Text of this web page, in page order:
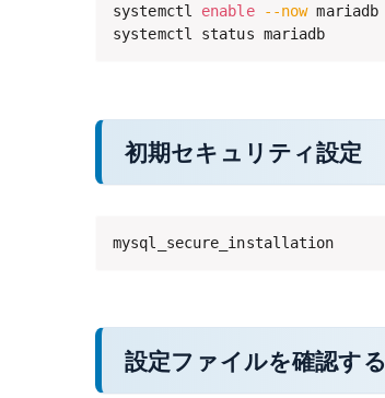
systemctl enable --now mariadb
systemctl status mariadb
初期セキュリティ設定
mysql_secure_installation
設定ファイルを確認する